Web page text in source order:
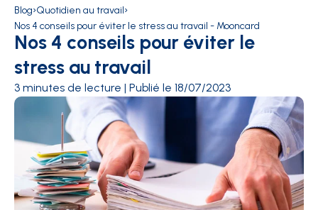
Blog›Quotidien au travail›
Nos 4 conseils pour éviter le stress au travail - Mooncard
Nos 4 conseils pour éviter le
stress au travail
3 minutes de lecture | Publié le 18/07/2023